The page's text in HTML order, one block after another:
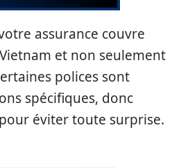
assurance couvre
et non seulement
polices sont
spécifiques, donc
éviter toute surprise.